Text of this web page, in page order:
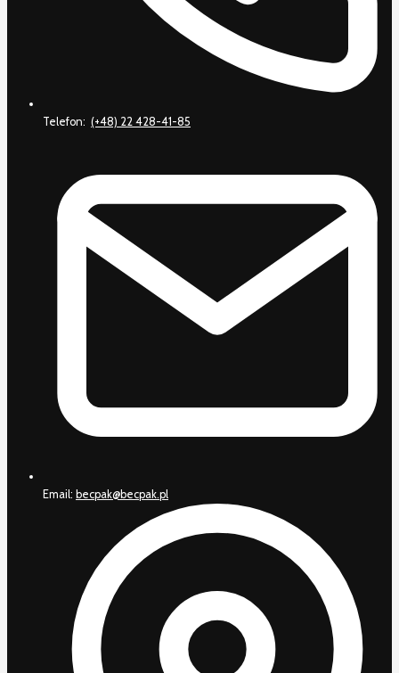
Telefon: (+48) 22 428-41-85
Email: becpak@becpak.pl